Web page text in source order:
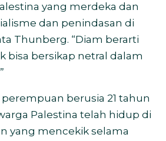
yang merdeka dan
dan penindasan di
Thunberg. “Diam berarti
bisa bersikap netral dalam
berusia 21 tahun
Palestina telah hidup di
yang mencekik selama